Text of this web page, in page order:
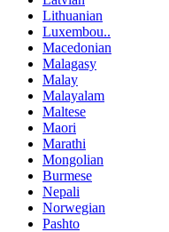
Lithuanian
Luxembou..
Macedonian
Malagasy
Malay
Malayalam
Maltese
Maori
Marathi
Mongolian
Burmese
Nepali
Norwegian
Pashto